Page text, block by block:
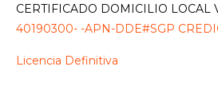
CERTIFICADO DOMICILIO LOCAL
40190300- -APN-DDE#SGP
Licencia Definitiva